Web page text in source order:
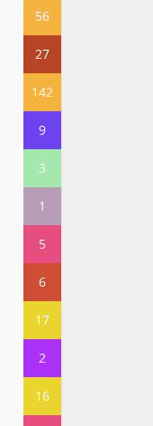
56
27
142
9
3
1
5
6
17
2
16